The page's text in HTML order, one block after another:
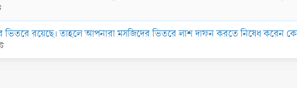
ভিতরে রয়েছে। তাহলে আপনারা মসজিদের ভিতরে লাশ দাফন করতে নিষেধ